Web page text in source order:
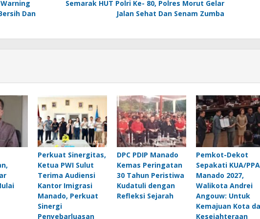
Dan
Semarak HUT Polri Ke- 80, Polres Morut Gelar
Jalan Sehat Dan Senam Zumba
Perkuat Sinergitas,
Ketua PWI Sulut
Terima Audiensi
Kantor Imigrasi
Manado, Perkuat
Sinergi
Penyebarluasan
DPC PDIP Manado
Kemas Peringatan
30 Tahun Peristiwa
Kudatuli dengan
Refleksi Sejarah
Pemkot-Dekot
Sepakati KUA/
Manado 2027,
Walikota Andrei
Angouw: Untuk
Kemajuan Kota
Kesejahteraan